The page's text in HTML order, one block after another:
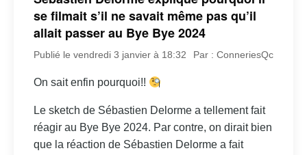
se filmait s’il ne savait même pas qu’il
allait passer au Bye Bye 2024
Publié le vendredi 3 janvier à 18:32 Par : ConneriesQc
On sait enfin pourquoi!!
Le sketch de Sébastien Delorme a tellement fait
réagir au Bye Bye 2024. Par contre, on dirait bien
que la réaction de Sébastien Delorme a fait